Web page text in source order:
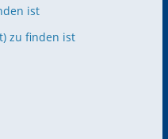
ist
zu finden ist